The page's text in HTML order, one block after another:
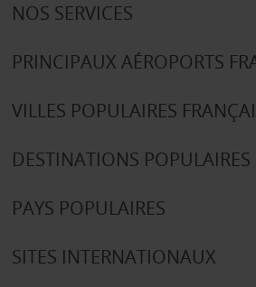
NOS SERVICES
PRINCIPAUX AÉROPORTS
VILLES POPULAIRES
DESTINATIONS POPULAIRES
PAYS POPULAIRES
SITES INTERNATIONAUX